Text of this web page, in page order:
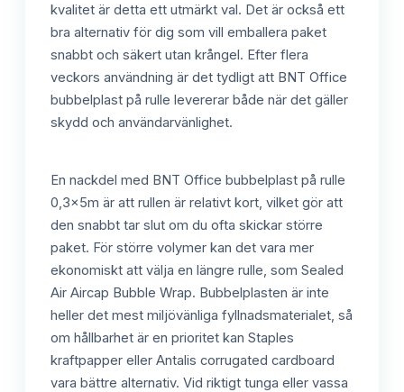
kvalitet är detta ett utmärkt val. Det är också ett
bra alternativ för dig som vill emballera paket
snabbt och säkert utan krångel. Efter flera
veckors användning är det tydligt att BNT Office
bubbelplast på rulle levererar både när det gäller
skydd och användarvänlighet.
En nackdel med BNT Office bubbelplast på rulle
0,3x5m är att rullen är relativt kort, vilket gör att
den snabbt tar slut om du ofta skickar större
paket. För större volymer kan det vara mer
ekonomiskt att välja en längre rulle, som Sealed
Air Aircap Bubble Wrap. Bubbelplasten är inte
heller det mest miljövänliga fyllnadsmaterialet, så
om hållbarhet är en prioritet kan Staples
kraftpapper eller Antalis corrugated cardboard
vara bättre alternativ. Vid riktigt tunga eller vassa